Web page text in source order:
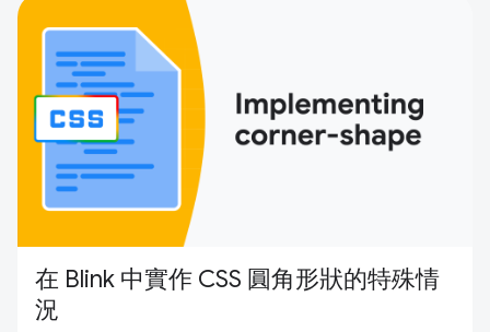
在 Blink 中實作 CSS 圓角形狀的特殊情
況